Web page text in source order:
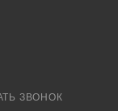
ЗВОНОК